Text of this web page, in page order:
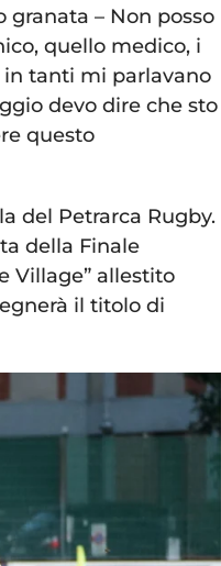
– Non posso
quello medico, i
tanti mi parlavano
devo dire che sto
questo
del Petrarca Rugby.
della Finale
Village” allestito
il titolo di